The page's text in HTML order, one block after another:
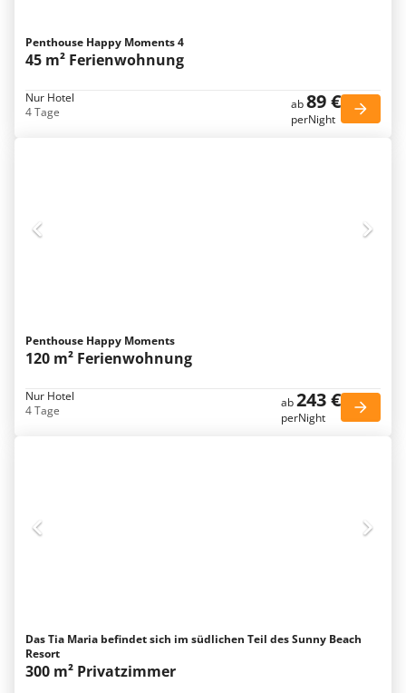
Penthouse Happy Moments 4
45 m² Ferienwohnung
Nur Hotel
4 Tage
ab89 €
perNight
Penthouse Happy Moments
120 m² Ferienwohnung
Nur Hotel
4 Tage
ab243 €
perNight
Das Tia Maria befindet sich im südlichen Teil des Sunny Beach
Resort
300 m² Privatzimmer